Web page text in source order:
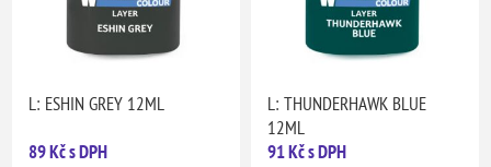
L: ESHIN GREY 12ML
89 Kč s DPH
L: THUNDERHAWK BLUE
12ML
91 Kč s DPH